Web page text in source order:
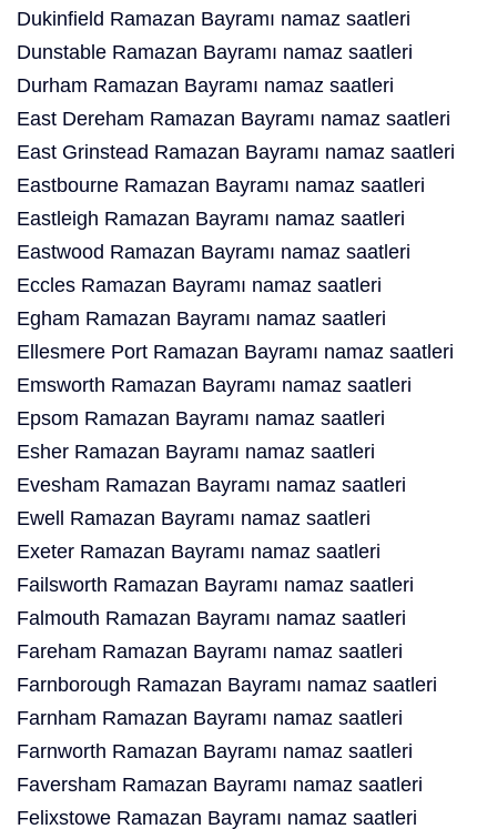
Dukinfield Ramazan Bayramı namaz saatleri
Dunstable Ramazan Bayramı namaz saatleri
Durham Ramazan Bayramı namaz saatleri
East Dereham Ramazan Bayramı namaz saatleri
East Grinstead Ramazan Bayramı namaz saatleri
Eastbourne Ramazan Bayramı namaz saatleri
Eastleigh Ramazan Bayramı namaz saatleri
Eastwood Ramazan Bayramı namaz saatleri
Eccles Ramazan Bayramı namaz saatleri
Egham Ramazan Bayramı namaz saatleri
Ellesmere Port Ramazan Bayramı namaz saatleri
Emsworth Ramazan Bayramı namaz saatleri
Epsom Ramazan Bayramı namaz saatleri
Esher Ramazan Bayramı namaz saatleri
Evesham Ramazan Bayramı namaz saatleri
Ewell Ramazan Bayramı namaz saatleri
Exeter Ramazan Bayramı namaz saatleri
Failsworth Ramazan Bayramı namaz saatleri
Falmouth Ramazan Bayramı namaz saatleri
Fareham Ramazan Bayramı namaz saatleri
Farnborough Ramazan Bayramı namaz saatleri
Farnham Ramazan Bayramı namaz saatleri
Farnworth Ramazan Bayramı namaz saatleri
Faversham Ramazan Bayramı namaz saatleri
Felixstowe Ramazan Bayramı namaz saatleri